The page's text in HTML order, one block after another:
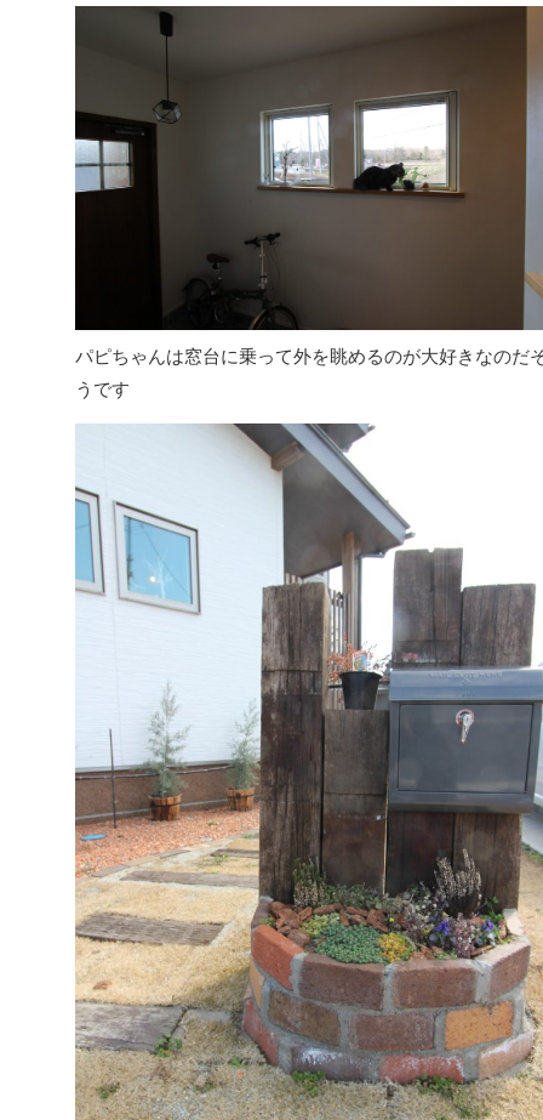
パピちゃんは窓台に乗って外を眺めるのが大好きなのだ
うです